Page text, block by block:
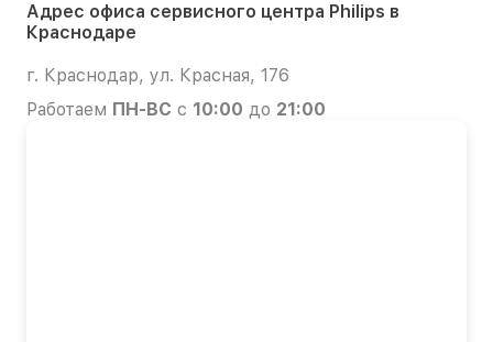
Адрес офиса сервисного центра Philips в
Краснодаре
г. Краснодар, ул. Красная, 176
Работаем ПН-ВС с 10:00 до 21:00